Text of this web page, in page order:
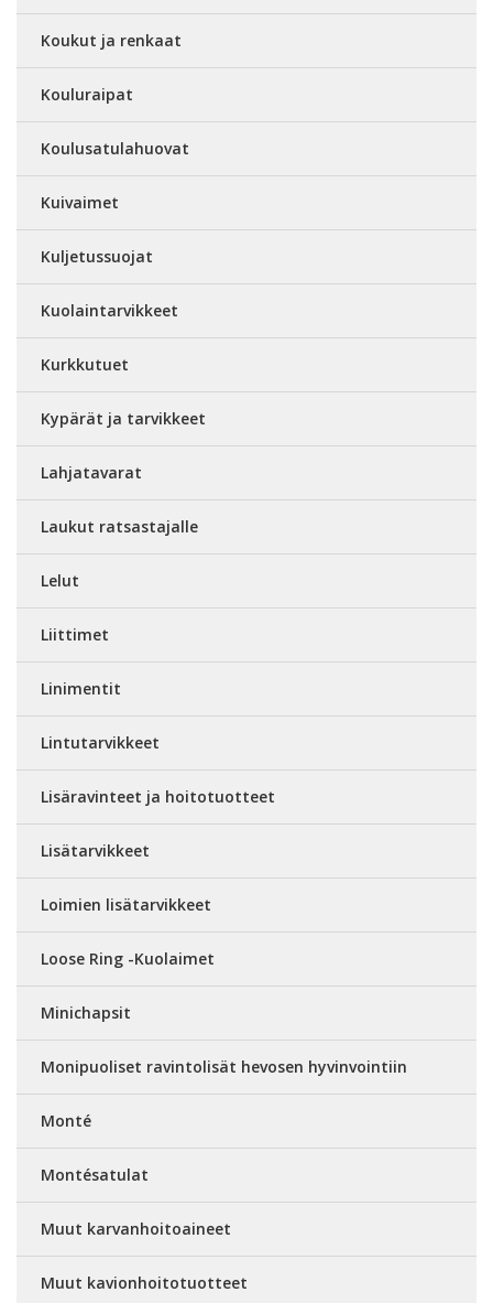
Koukut ja renkaat
Kouluraipat
Koulusatulahuovat
Kuivaimet
Kuljetussuojat
Kuolaintarvikkeet
Kurkkutuet
Kypärät ja tarvikkeet
Lahjatavarat
Laukut ratsastajalle
Lelut
Liittimet
Linimentit
Lintutarvikkeet
Lisäravinteet ja hoitotuotteet
Lisätarvikkeet
Loimien lisätarvikkeet
Loose Ring -Kuolaimet
Minichapsit
Monipuoliset ravintolisät hevosen hyvinvointiin
Monté
Montésatulat
Muut karvanhoitoaineet
Muut kavionhoitotuotteet